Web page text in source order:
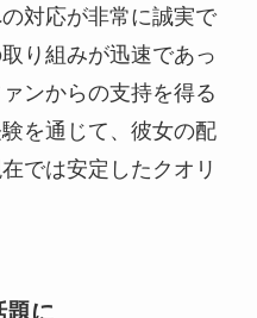
対応が非常に誠実で
り組みが迅速であっ
ンからの支持を得る
を通じて、彼女の配
では安定したクオリ
題に